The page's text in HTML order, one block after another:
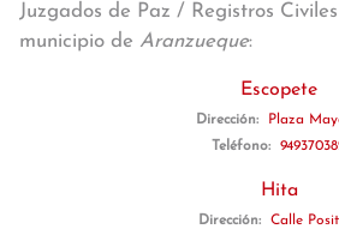
Juzgados de Paz / Registros
municipio de Aranzueque:
Escopete
Dirección:
Plaza
Teléfono:
Hita
Dirección:
Calle